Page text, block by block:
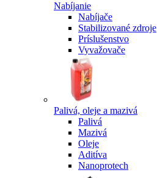
Nabíjanie
Nabíjače
Stabilizované zdroje
Príslušenstvo
Vyvažovače
Palivá, oleje a mazivá
Palivá
Mazivá
Oleje
Aditíva
Nanoprotech